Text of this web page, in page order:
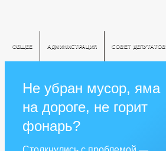
ОБЩЕЕ АДМИНИСТРАЦИЯ СОВЕТ ДЕПУТАТОВ
Не убран мусор, яма
на дороге, не горит
фонарь?